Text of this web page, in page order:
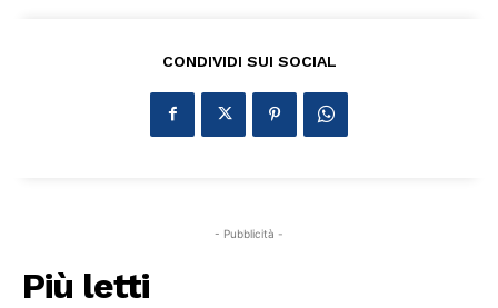
CONDIVIDI SUI SOCIAL
- Pubblicità -
Più letti